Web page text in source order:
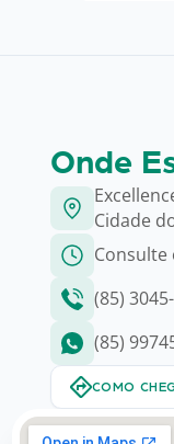
Onde
Cidade
(85)
(85)
COMO